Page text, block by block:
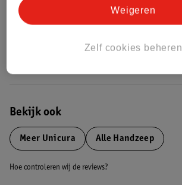
Impact Score.
Bekijk ook
Meer Unicura Alle Handzeep
Hoe controleren wij de reviews?
Zelf cookies beheren
Weigeren